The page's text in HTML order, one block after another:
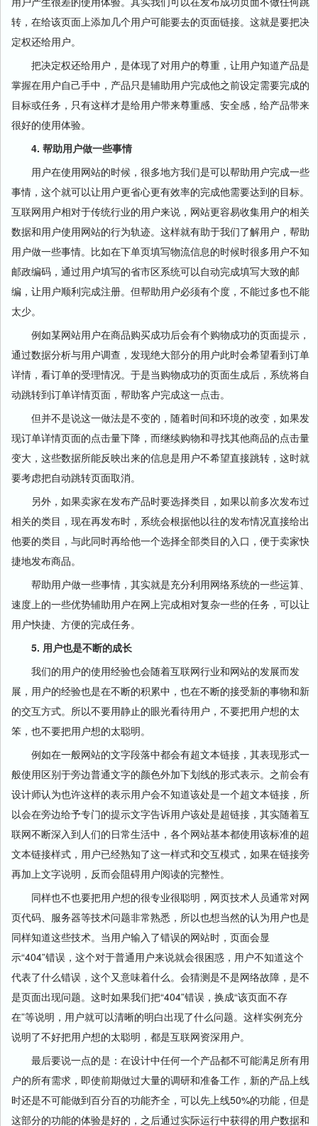
转，在给该页面上添加几个用户可能要去的页面链接。这就是要把决
定权还给用户。
把决定权还给用户，是体现了对用户的尊重，让用户知道产品是
掌握在用户自己手中，产品只是辅助用户完成他之前设定需要完成的
目标或任务，只有这样才是给用户带来尊重感、安全感，给产品带来
很好的使用体验。
4. 帮助用户做一些事情
用户在使用网站的时候，很多地方我们是可以帮助用户完成一些
事情，这个就可以让用户更省心更有效率的完成他需要达到的目标。
互联网用户相对于传统行业的用户来说，网站更容易收集用户的相关
数据和用户使用网站的行为轨迹。这样就有助于我们了解用户，帮助
用户做一些事情。比如在下单页填写物流信息的时候时很多用户不知
邮政编码，通过用户填写的省市区系统可以自动完成填写大致的邮
编，让用户顺利完成注册。但帮助用户必须有个度，不能过多也不能
太少。
例如某网站用户在商品购买成功后会有个购物成功的页面提示，
通过数据分析与用户调查，发现绝大部分的用户此时会希望看到订单
详情，看订单的受理情况。于是当购物成功的页面生成后，系统将自
动跳转到订单详情页面，帮助客户完成这一点击。
但并不是说这一做法是不变的，随着时间和环境的改变，如果发
现订单详情页面的点击量下降，而继续购物和寻找其他商品的点击量
变大，这些数据所能反映出来的信息是用户不希望直接跳转，这时就
要考虑把自动跳转页面取消。
另外，如果卖家在发布产品时要选择类目，如果以前多次发布过
相关的类目，现在再发布时，系统会根据他以往的发布情况直接给出
他要的类目，与此同时再给他一个选择全部类目的入口，便于卖家快
捷地发布商品。
帮助用户做一些事情，其实就是充分利用网络系统的一些运算、
速度上的一些优势辅助用户在网上完成相对复杂一些的任务，可以让
用户快捷、方便的完成任务。
5. 用户也是不断的成长
我们的用户的使用经验也会随着互联网行业和网站的发展而发
展，用户的经验也是在不断的积累中，也在不断的接受新的事物和新
的交互方式。所以不要用静止的眼光看待用户，不要把用户想的太
笨，也不要把用户想的太聪明。
例如在一般网站的文字段落中都会有超文本链接，其表现形式一
般使用区别于旁边普通文字的颜色外加下划线的形式表示。之前会有
设计师认为也许这样的表示用户会不知道该处是一个超文本链接，所
以会在旁边给予专门的提示文字告诉用户该处是超链接，其实随着互
联网不断深入到人们的日常生活中，各个网站基本都使用该标准的超
文本链接样式，用户已经熟知了这一样式和交互模式，如果在链接旁
再加上文字说明，反而会阻碍用户阅读的完整性。
同样也不也要把用户想的很专业很聪明，网页技术人员通常对网
页代码、服务器等技术问题非常熟悉，所以也想当然的认为用户也是
同样知道这些技术。当用户输入了错误的网站时，页面会显
示“404”错误，这个对于普通用户来说就会很困惑，用户不知道这个
代表了什么错误，这个又意味着什么。会猜测是不是网络故障，是不
是页面出现问题。这时如果我们把“404”错误，换成“该页面不存
在”等说明，用户就可以清晰的明白出现了什么问题。这样实例充分
说明了不好把用户想的太聪明，都是互联网资深用户。
最后要说一点的是：在设计中任何一个产品都不可能满足所有用
户的所有需求，即使前期做过大量的调研和准备工作，新的产品上线
时还是不可能做到百分百的功能齐全，可以先上线50%的功能，但是
这部分的功能的体验是好的，之后通过实际运行中获得的用户数据和